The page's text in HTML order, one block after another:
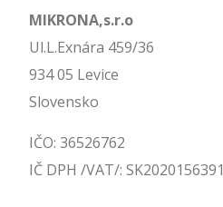
MIKRONA,s.r.o
Ul.L.Exnára 459/36
934 05 Levice
Slovensko
IČO: 36526762
IČ DPH /VAT/: SK2020156391